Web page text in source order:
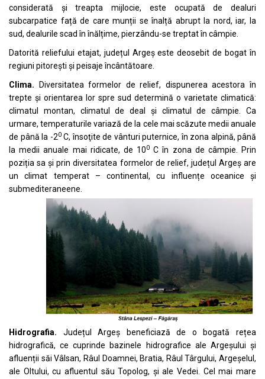
considerată și treapta mijlocie, este ocupată de dealuri
subcarpatice față de care munții se înalță abrupt la nord, iar, la
sud, dealurile scad în înălțime, pierzându-se treptat în câmpie.
Datorită reliefului etajat, județul Argeș este deosebit de bogat în
regiuni pitorești și peisaje încântătoare.
Clima.
Diversitatea formelor de relief, dispunerea acestora în
trepte și orientarea lor spre sud determină o varietate climatică:
climatul montan, climatul de deal și climatul de câmpie. Ca
urmare, temperaturile variază de la cele mai scăzute medii anuale
de până la -20C, însoţite de vânturi puternice, în zona alpină, până
la medii anuale mai ridicate, de 100 C în zona de câmpie. Prin
poziția sa și prin diversitatea formelor de relief, județul Argeș are
un climat temperat – continental, cu influențe oceanice și
submediteraneene.
Hidrografia. Județul Argeș beneficiază de o bogată rețea
hidrografică, ce cuprinde bazinele hidrografice ale Argeșului și
afluenții săi Vâlsan, Râul Doamnei, Bratia, Râul Târgului, Argeșelul,
ale Oltului, cu afluentul său Topolog, și ale Vedei. Cel mai mare